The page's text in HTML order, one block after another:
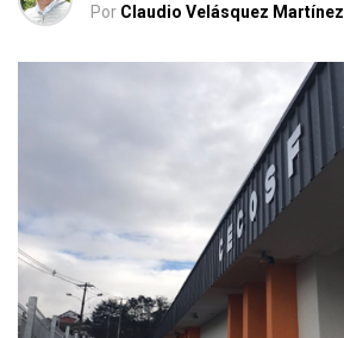
Por Claudio Velásquez Martínez